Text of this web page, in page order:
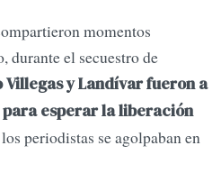
momentos
durante el secuestro de
Villegas y Landívar fueron a
esperar la liberación
periodistas se agolpaban en